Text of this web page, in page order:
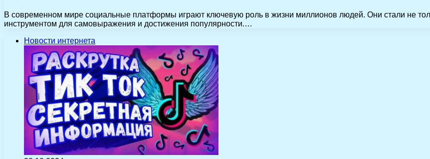
В современном мире социальные платформы играют ключевую роль в жизни миллионов людей. Они стали не
инструментом для самовыражения и достижения популярности.…
Новости интернета